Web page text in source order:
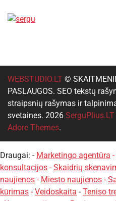
WEBSTUDIO.LT ©
PASLAUGOS. SEO tekstų
straipsnių rašymas ir
svetaines. 2026 SerguPlius.LT
Adore Themes.
Draugai: - Marketingo agentūra -
konsultacijos - Skaidrių
naujienos - Miesto naujienos -
kūrimas - Veidoskaita -Teniso